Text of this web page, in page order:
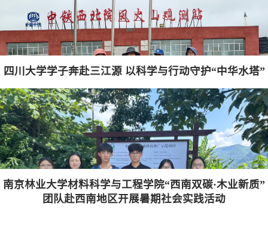
四川大学学子奔赴三江源 以科学与行动守护“中华水塔”
南京林业大学材料科学与工程学院“西南双碳·木业新质”
团队赴西南地区开展暑期社会实践活动